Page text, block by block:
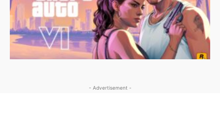
- Advertisement -